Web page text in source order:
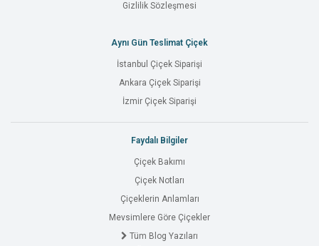
Gizlilik Sözleşmesi
Aynı Gün Teslimat Çiçek
İstanbul Çiçek Siparişi
Ankara Çiçek Siparişi
İzmir Çiçek Siparişi
Faydalı Bilgiler
Çiçek Bakımı
Çiçek Notları
Çiçeklerin Anlamları
Mevsimlere Göre Çiçekler
Tüm Blog Yazıları